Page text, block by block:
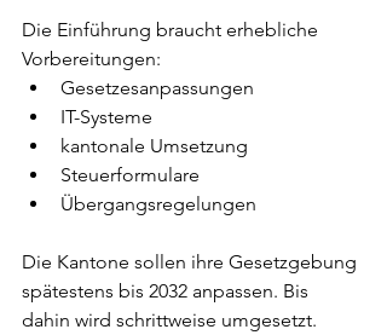
Die Einführung braucht erhebliche
Vorbereitungen:
Gesetzesanpassungen
IT-Systeme
kantonale Umsetzung
Steuerformulare
Übergangsregelungen
Die Kantone sollen ihre Gesetzgebung
spätestens bis 2032 anpassen. Bis
dahin wird schrittweise umgesetzt.